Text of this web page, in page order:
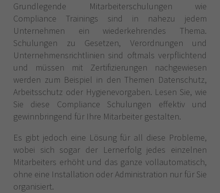
Grundlegende Mitarbeiterschulungen wie
Compliance Trainings sind in nahezu jedem
Unternehmen ein wiederkehrendes Thema.
Schulungen zu Gesetzen, Verordnungen und
Unternehmensrichtlinien sind oftmals verpflichtend
und müssen mit Zertifizierungen nachgewiesen
werden zum Beispiel in den Themen Datenschutz,
Arbeitsschutz oder Hygienevorgaben. Lesen Sie, wie
Sie diese Compliance Schulungen effektiv und
gewinnbringend für Ihre Mitarbeiter gestalten.
Es gibt jedoch eine Lösung für all diese Probleme,
wobei sich sogar der Lernerfolg jedes einzelnen
Mitarbeiters erhöht und das ganze vollautomatisch,
ohne eine Installation oder Administration nur für Sie
organisiert.